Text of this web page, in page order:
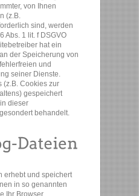
von Ihnen
(z.B.
sind, werden
Abs. 1 lit. f DSGVO
hat ein
der Speicherung von
und
seiner Dienste.
(z.B. Cookies zur
gespeichert
dieser
behandelt.
erhebt und speichert
in so genannten
Ihr Browser